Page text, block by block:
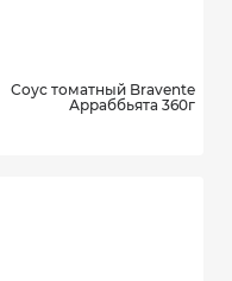
Соус томатный Bravente
Арраббьята 360г